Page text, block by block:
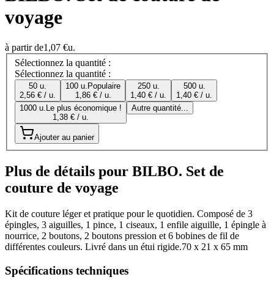
voyage
à partir de1,07 €u.
Sélectionnez la quantité :
Sélectionnez la quantité :
50 u.
2,56 € / u.
100 u. Populaire
1,86 € / u.
250 u.
1,40 € / u.
500 u.
1,40 € / u.
1000 u. Le plus économique !
1,38 € / u.
Autre quantité...
Ajouter au panier
Plus de détails pour BILBO. Set de
couture de voyage
Kit de couture léger et pratique pour le quotidien. Composé de 3
épingles, 3 aiguilles, 1 pince, 1 ciseaux, 1 enfile aiguille, 1 épingle à
nourrice, 2 boutons, 2 boutons pression et 6 bobines de fil de
différentes couleurs. Livré dans un étui rigide.70 x 21 x 65 mm
Spécifications techniques